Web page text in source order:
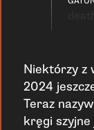
Niektórzy z
2024
Teraz
kręgi szyjne